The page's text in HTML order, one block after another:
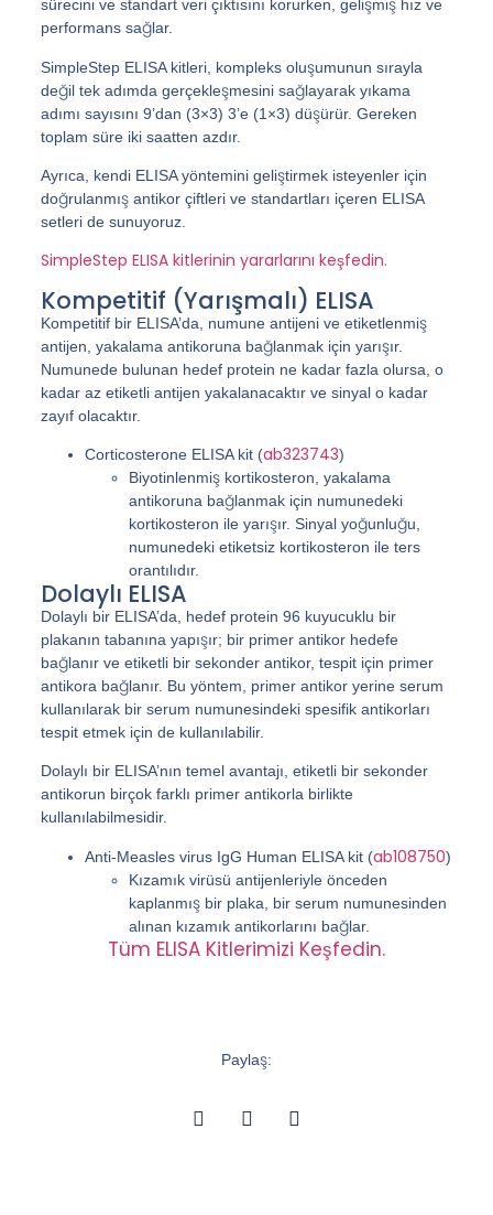
sürecini ve standart veri çıktısını korurken, gelişmiş hız ve
performans sağlar.
SimpleStep ELISA kitleri, kompleks oluşumunun sırayla
değil tek adımda gerçekleşmesini sağlayarak yıkama
adımı sayısını 9’dan (3×3) 3’e (1×3) düşürür. Gereken
toplam süre iki saatten azdır.
Ayrıca, kendi ELISA yöntemini geliştirmek isteyenler için
doğrulanmış antikor çiftleri ve standartları içeren ELISA
setleri de sunuyoruz.
SimpleStep ELISA kitlerinin yararlarını keşfedin.
Kompetitif (Yarışmalı) ELISA
Kompetitif bir ELISA’da, numune antijeni ve etiketlenmiş
antijen, yakalama antikoruna bağlanmak için yarışır.
Numunede bulunan hedef protein ne kadar fazla olursa, o
kadar az etiketli antijen yakalanacaktır ve sinyal o kadar
zayıf olacaktır.
Corticosterone ELISA kit (ab323743)
Biyotinlenmiş kortikosteron, yakalama
antikoruna bağlanmak için numunedeki
kortikosteron ile yarışır. Sinyal yoğunluğu,
numunedeki etiketsiz kortikosteron ile ters
orantılıdır.
Dolaylı ELISA
Dolaylı bir ELISA’da, hedef protein 96 kuyucuklu bir
plakanın tabanına yapışır; bir primer antikor hedefe
bağlanır ve etiketli bir sekonder antikor, tespit için primer
antikora bağlanır. Bu yöntem, primer antikor yerine serum
kullanılarak bir serum numunesindeki spesifik antikorları
tespit etmek için de kullanılabilir.
Dolaylı bir ELISA’nın temel avantajı, etiketli bir sekonder
antikorun birçok farklı primer antikorla birlikte
kullanılabilmesidir.
Anti-Measles virus IgG Human ELISA kit (ab108750)
Kızamık virüsü antijenleriyle önceden
kaplanmış bir plaka, bir serum numunesinden
alınan kızamık antikorlarını bağlar.
Tüm ELISA Kitlerimizi Keşfedin.
Paylaş: